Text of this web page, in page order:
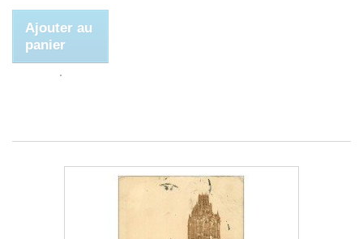
Ajouter au
panier